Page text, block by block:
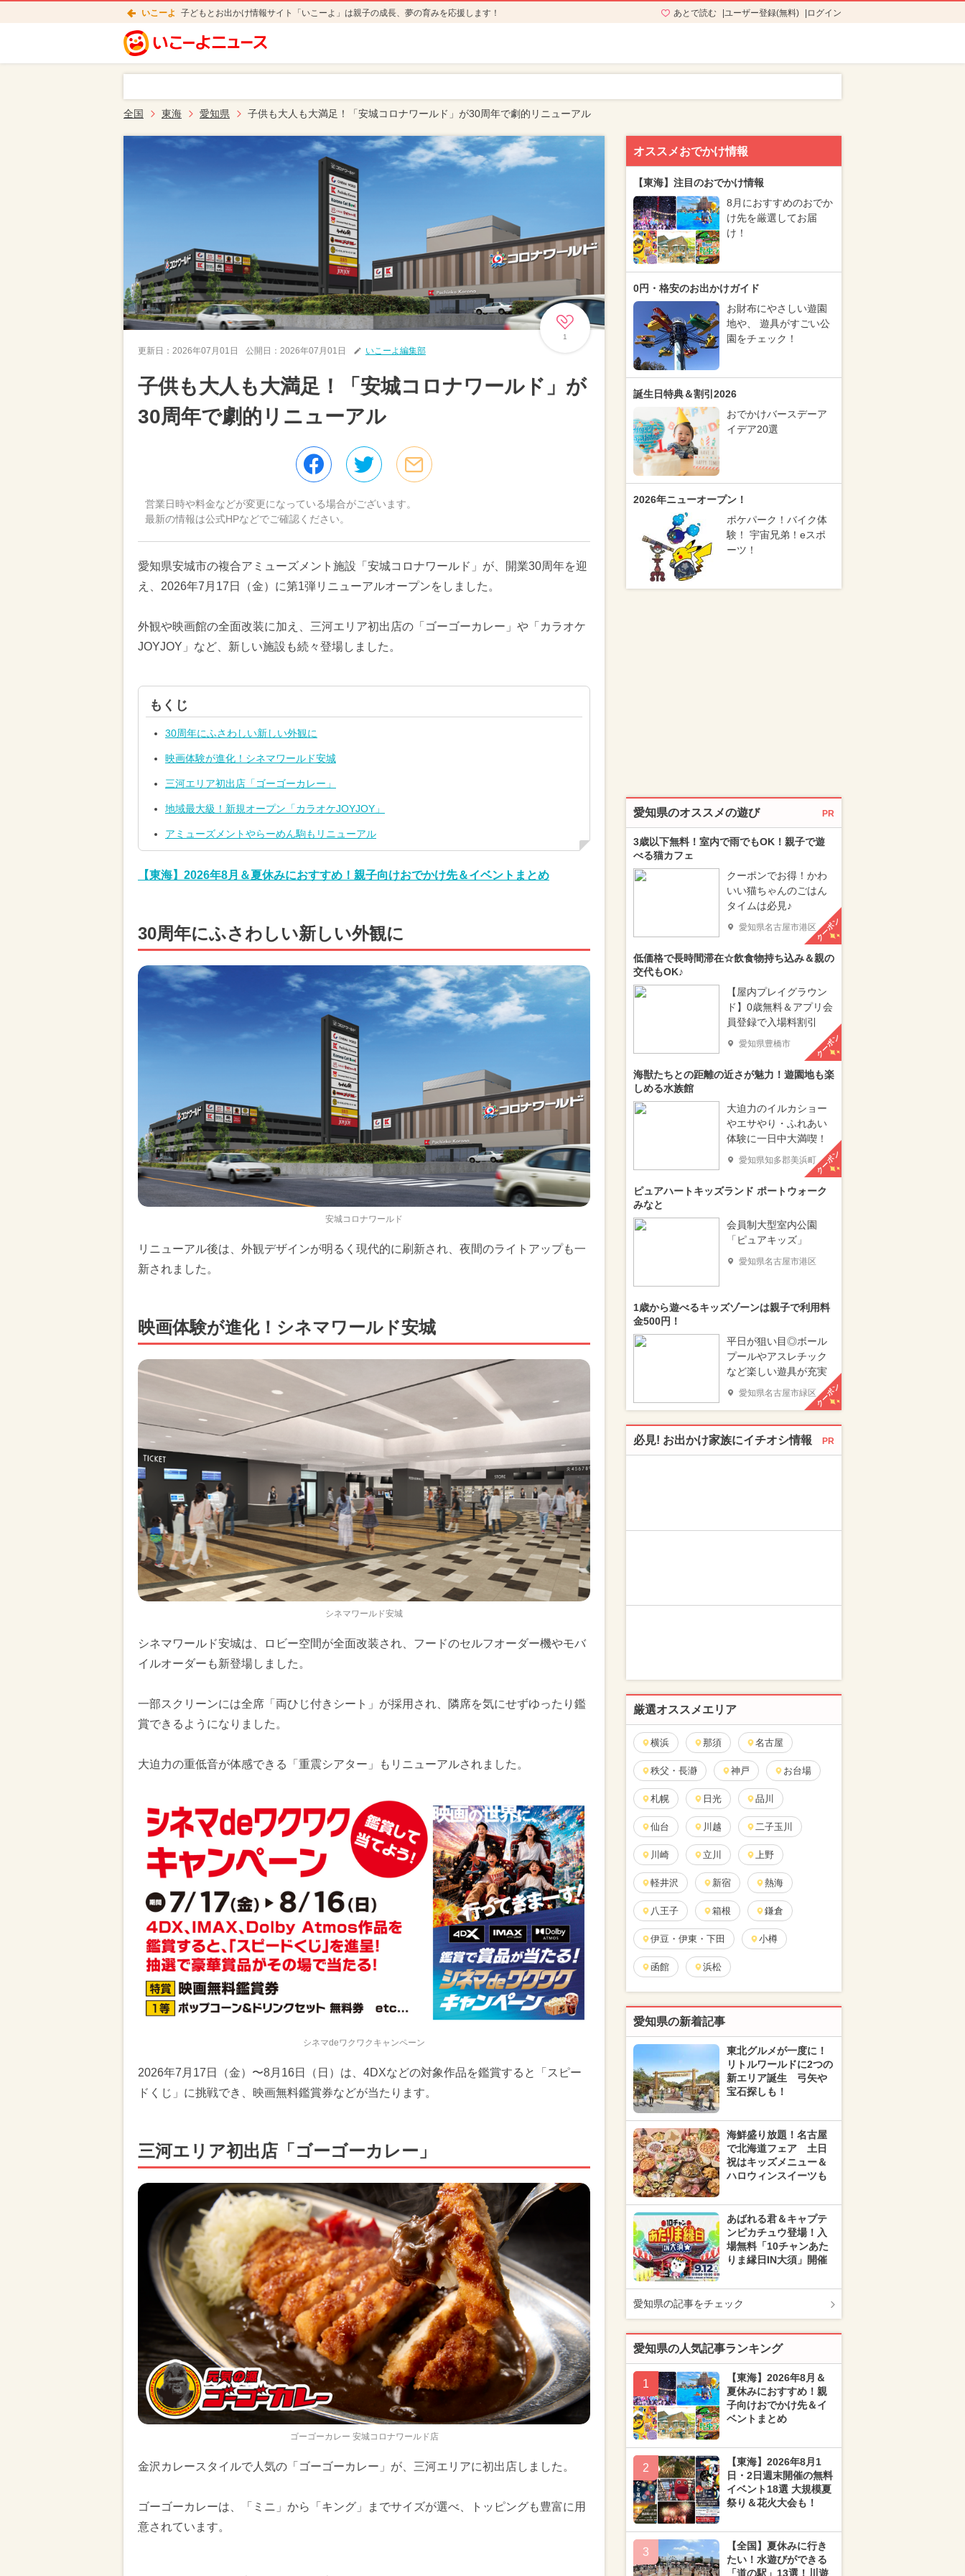
いこーよ 子どもとお出かけ情報サイト「いこーよ」は親子の成長、夢の育みを応援します！ あとで読む ユーザー登録(無料) ログイン
全国 東海 愛知県 子供も大人も大満足！「安城コロナワールド」が30周年で劇的リニューアル
1
更新日： 2026年07月01日 公開日： 2026年07月01日 いこーよ編集部
子供も大人も大満足！「安城コロナワールド」が
30周年で劇的リニューアル
営業日時や料金などが変更になっている場合がございます。
最新の情報は公式HPなどでご確認ください。
愛知県安城市の複合アミューズメント施設「安城コロナワールド」が、開業30周年を迎
え、2026年7月17日（金）に第1弾リニューアルオープンをしました。
外観や映画館の全面改装に加え、三河エリア初出店の「ゴーゴーカレー」や「カラオケ
JOYJOY」など、新しい施設も続々登場しました。
もくじ
30周年にふさわしい新しい外観に
映画体験が進化！シネマワールド安城
三河エリア初出店「ゴーゴーカレー」
地域最大級！新規オープン「カラオケJOYJOY」
アミューズメントやらーめん駒もリニューアル
【東海】2026年8月＆夏休みにおすすめ！親子向けおでかけ先＆イベントまとめ
30周年にふさわしい新しい外観に
安城コロナワールド
リニューアル後は、外観デザインが明るく現代的に刷新され、夜間のライトアップも一
新されました。
映画体験が進化！シネマワールド安城
シネマワールド安城
シネマワールド安城は、ロビー空間が全面改装され、フードのセルフオーダー機やモバ
イルオーダーも新登場しました。
一部スクリーンには全席「両ひじ付きシート」が採用され、隣席を気にせずゆったり鑑
賞できるようになりました。
大迫力の重低音が体感できる「重震シアター」もリニューアルされました。
シネマdeワクワクキャンペーン
2026年7月17日（金）〜8月16日（日）は、4DXなどの対象作品を鑑賞すると「スピー
ドくじ」に挑戦でき、映画無料鑑賞券などが当たります。
三河エリア初出店「ゴーゴーカレー」
ゴーゴーカレー 安城コロナワールド店
金沢カレースタイルで人気の「ゴーゴーカレー」が、三河エリアに初出店しました。
ゴーゴーカレーは、「ミニ」から「キング」までサイズが選べ、トッピングも豊富に用
意されています。
オススメおでかけ情報
【東海】注目のおでかけ情報
8月におすすめのおでか
け先を厳選してお届
け！
0円・格安のお出かけガイド
お財布にやさしい遊園
地や、 遊具がすごい公
園をチェック！
誕生日特典＆割引2026
おでかけバースデーア
イデア20選
2026年ニューオープン！
ポケパーク！バイク体
験！ 宇宙兄弟！eスポ
ーツ！
愛知県のオススメの遊び PR
3歳以下無料！室内で雨でもOK！親子で遊
べる猫カフェ
クーポンでお得！かわ
いい猫ちゃんのごはん
タイムは必見♪
愛知県名古屋市港区クーポン
低価格で長時間滞在☆飲食物持ち込み＆親の
交代もOK♪
【屋内プレイグラウン
ド】0歳無料＆アプリ会
員登録で入場料割引
愛知県豊橋市 クーポン
海獣たちとの距離の近さが魅力！遊園地も楽
しめる水族館
大迫力のイルカショー
やエサやり・ふれあい
体験に一日中大満喫！
愛知県知多郡美浜町クーポン
ピュアハートキッズランド ポートウォーク
みなと
会員制大型室内公園
「ピュアキッズ」
愛知県名古屋市港区
1歳から遊べるキッズゾーンは親子で利用料
金500円！
平日が狙い目◎ボール
プールやアスレチック
など楽しい遊具が充実
愛知県名古屋市緑区クーポン
必見! お出かけ家族にイチオシ情報 PR
厳選オススメエリア
横浜 那須 名古屋
秩父・長瀞 神戸 お台場
札幌 日光 品川
仙台 川越 二子玉川
川崎 立川 上野
軽井沢 新宿 熱海
八王子 箱根 鎌倉
伊豆・伊東・下田 小樽
函館 浜松
愛知県の新着記事
東北グルメが一度に！
リトルワールドに2つの
新エリア誕生 弓矢や
宝石探しも！
海鮮盛り放題！名古屋
で北海道フェア 土日
祝はキッズメニュー＆
ハロウィンスイーツも
あばれる君＆キャプテ
ンピカチュウ登場！入
場無料「10チャンあた
りま縁日IN大須」開催
愛知県の記事をチェック
愛知県の人気記事ランキング
1
【東海】2026年8月＆
夏休みにおすすめ！親
子向けおでかけ先＆イ
ベントまとめ
2
【東海】2026年8月1
日・2日週末開催の無料
イベント18選 大規模夏
祭り＆花火大会も！
3
【全国】夏休みに行き
たい！水遊びができる
「道の駅」13選！川遊